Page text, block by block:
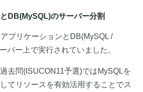
DB(MySQL)のサーバー分割
プリケーションとDB(MySQL /
バー上で実行されていました。
去問(ISUCON11予選)ではMySQLを
てリソースを有効活用することでス